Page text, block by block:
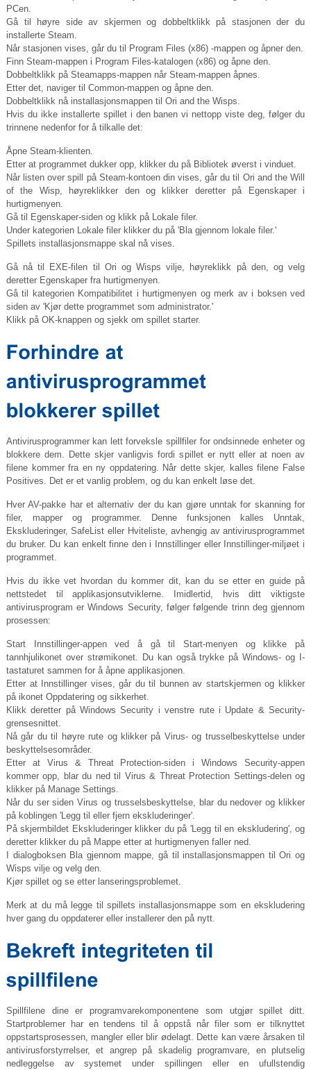
PCen.
Gå til høyre side av skjermen og dobbeltklikk på stasjonen der du
installerte Steam.
Når stasjonen vises, går du til Program Files (x86) -mappen og åpner den.
Finn Steam-mappen i Program Files-katalogen (x86) og åpne den.
Dobbeltklikk på Steamapps-mappen når Steam-mappen åpnes.
Etter det, naviger til Common-mappen og åpne den.
Dobbeltklikk nå installasjonsmappen til Ori and the Wisps.
Hvis du ikke installerte spillet i den banen vi nettopp viste deg, følger du
trinnene nedenfor for å tilkalle det:
Åpne Steam-klienten.
Etter at programmet dukker opp, klikker du på Bibliotek øverst i vinduet.
Når listen over spill på Steam-kontoen din vises, går du til Ori and the Will
of the Wisp, høyreklikker den og klikker deretter på Egenskaper i
hurtigmenyen.
Gå til Egenskaper-siden og klikk på Lokale filer.
Under kategorien Lokale filer klikker du på 'Bla gjennom lokale filer.'
Spillets installasjonsmappe skal nå vises.
Gå nå til EXE-filen til Ori og Wisps vilje, høyreklikk på den, og velg
deretter Egenskaper fra hurtigmenyen.
Gå til kategorien Kompatibilitet i hurtigmenyen og merk av i boksen ved
siden av 'Kjør dette programmet som administrator.'
Klikk på OK-knappen og sjekk om spillet starter.
Antivirusprogrammer kan lett forveksle spillfiler for ondsinnede enheter og
blokkere dem. Dette skjer vanligvis fordi spillet er nytt eller at noen av
filene kommer fra en ny oppdatering. Når dette skjer, kalles filene False
Positives. Det er et vanlig problem, og du kan enkelt løse det.
Hver AV-pakke har et alternativ der du kan gjøre unntak for skanning for
filer, mapper og programmer. Denne funksjonen kalles Unntak,
Ekskluderinger, SafeList eller Hviteliste, avhengig av antivirusprogrammet
du bruker. Du kan enkelt finne den i Innstillinger eller Innstillinger-miljøet i
programmet.
Hvis du ikke vet hvordan du kommer dit, kan du se etter en guide på
nettstedet til applikasjonsutviklerne. Imidlertid, hvis ditt viktigste
antivirusprogram er Windows Security, følger følgende trinn deg gjennom
prosessen:
Start Innstillinger-appen ved å gå til Start-menyen og klikke på
tannhjulikonet over strømikonet. Du kan også trykke på Windows- og I-
tastaturet sammen for å åpne applikasjonen.
Etter at Innstillinger vises, går du til bunnen av startskjermen og klikker
på ikonet Oppdatering og sikkerhet.
Klikk deretter på Windows Security i venstre rute i Update & Security-
grensesnittet.
Nå går du til høyre rute og klikker på Virus- og trusselbeskyttelse under
beskyttelsesområder.
Etter at Virus & Threat Protection-siden i Windows Security-appen
kommer opp, blar du ned til Virus & Threat Protection Settings-delen og
klikker på Manage Settings.
Når du ser siden Virus og trusselsbeskyttelse, blar du nedover og klikker
på koblingen 'Legg til eller fjern ekskluderinger'.
På skjermbildet Ekskluderinger klikker du på 'Legg til en ekskludering', og
deretter klikker du på Mappe etter at hurtigmenyen faller ned.
I dialogboksen Bla gjennom mappe, gå til installasjonsmappen til Ori og
Wisps vilje og velg den.
Kjør spillet og se etter lanseringsproblemet.
Merk at du må legge til spillets installasjonsmappe som en ekskludering
hver gang du oppdaterer eller installerer den på nytt.
Spillfilene dine er programvarekomponentene som utgjør spillet ditt.
Startproblemer har en tendens til å oppstå når filer som er tilknyttet
oppstartsprosessen, mangler eller blir ødelagt. Dette kan være årsaken til
antivirusforstyrrelser, et angrep på skadelig programvare, en plutselig
nedleggelse av systemet under spillingen eller en ufullstendig